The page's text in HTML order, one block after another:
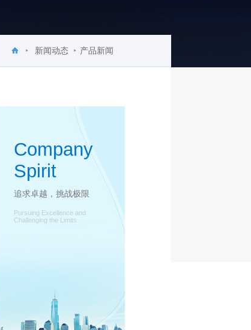
新闻动态 产品新闻
Company
Spirit
追求卓越，挑战极限
Pursuing Excellence and
Challenging the Limits